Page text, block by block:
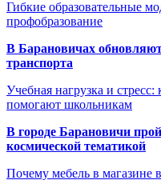
Гибкие образовательные
профобразование
В Барановичах
транспорта
Учебная нагрузка и
помогают школьникам
В городе Барановичи
космической тематикой
Почему мебель в магазине